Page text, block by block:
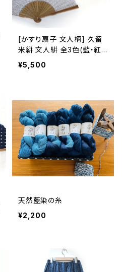
[かすり扇子 文人柄] 久留
米絣 文人絣 全3色(藍・紅・
白) 池田絣工房 ※桐箱入り
可(別途200円)
¥5,500
天然藍染の糸
¥2,200